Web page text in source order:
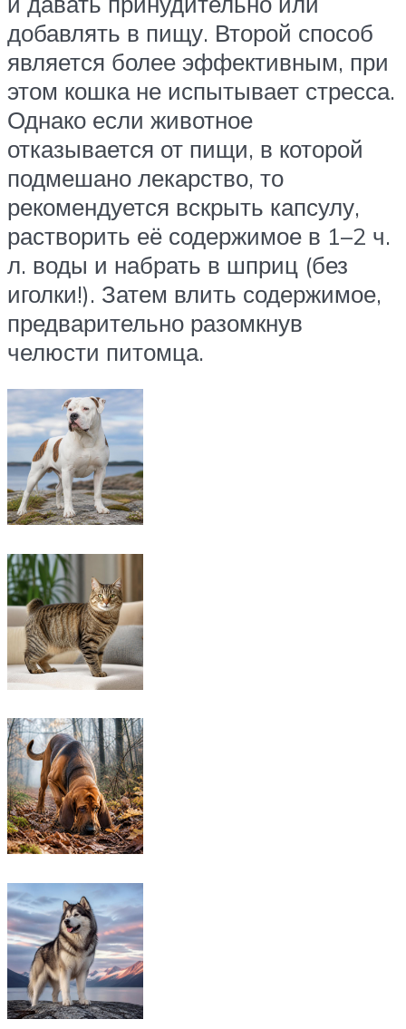
добавлять в пищу. Второй способ
является более эффективным, при
этом кошка не испытывает стресса.
Однако если животное
отказывается от пищи, в которой
подмешано лекарство, то
рекомендуется вскрыть капсулу,
растворить её содержимое в 1–2 ч.
л. воды и набрать в шприц (без
иголки!). Затем влить содержимое,
предварительно разомкнув
челюсти питомца.